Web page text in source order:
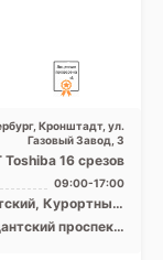
Кронштадт, ул.
Газовый Завод, 3
Toshiba 16 срезов
09:00-17:00
Курортный,
Лен. область
проспект,